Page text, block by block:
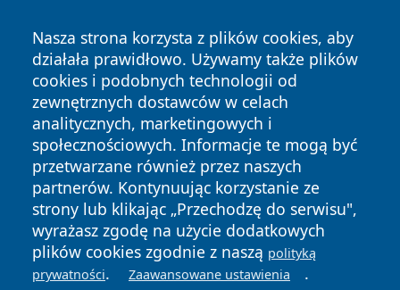
Nasza strona korzysta z plików cookies, aby
działała prawidłowo. Używamy także plików
cookies i podobnych technologii od
zewnętrznych dostawców w celach
analitycznych, marketingowych i
społecznościowych. Informacje te mogą być
przetwarzane również przez naszych
partnerów. Kontynuując korzystanie ze
strony lub klikając „Przechodzę do serwisu",
wyrażasz zgodę na użycie dodatkowych
plików cookies zgodnie z naszą polityką
prywatności. Zaawansowane ustawienia .
Copyright © 2026 echobialystok.pl Wszystkie prawa
zastrzeżone.
News Autorzy
Polityka
Prywatności
Polityka
Cookies